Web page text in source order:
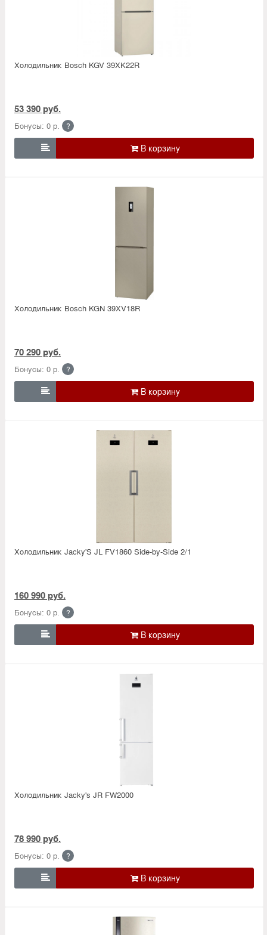
Холодильник Bosсh KGV 39XK22R
53 390 руб.
Бонусы: 0 р. ?

Холодильник Bosсh KGN 39XV18R
70 290 руб.
Бонусы: 0 р. ?

Холодильник Jacky'S JL FV1860 Side-by-Side 2/1
160 990 руб.
Бонусы: 0 р. ?

Холодильник Jacky's JR FW2000
78 990 руб.
Бонусы: 0 р. ?
